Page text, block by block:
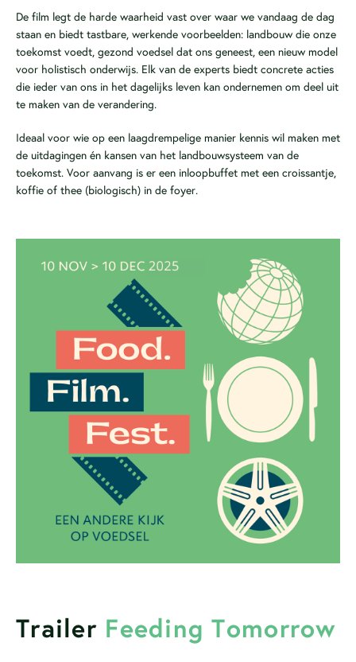
De film legt de harde waarheid vast over waar we vandaag de dag
staan en biedt tastbare, werkende voorbeelden: landbouw die onze
toekomst voedt, gezond voedsel dat ons geneest, een nieuw model
voor holistisch onderwijs. Elk van de experts biedt concrete acties
die ieder van ons in het dagelijks leven kan ondernemen om deel uit
te maken van de verandering.
Ideaal voor wie op een laagdrempelige manier kennis wil maken met
de uitdagingen én kansen van het landbouwsysteem van de
toekomst. Voor aanvang is er een inloopbuffet met een croissantje,
koffie of thee (biologisch) in de foyer.
TrailerFeeding Tomorrow